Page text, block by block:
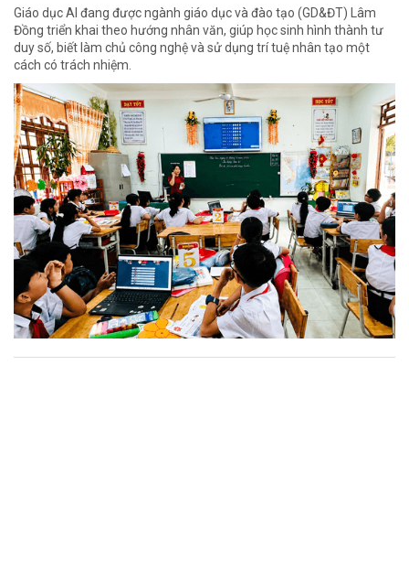
Giáo dục AI đang được ngành giáo dục và đào tạo (GD&ĐT) Lâm
Đồng triển khai theo hướng nhân văn, giúp học sinh hình thành tư
duy số, biết làm chủ công nghệ và sử dụng trí tuệ nhân tạo một
cách có trách nhiệm.